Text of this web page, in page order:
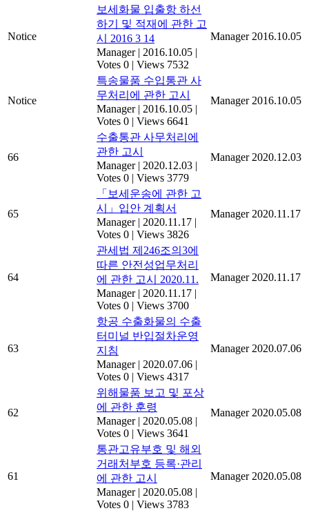
Notice
보세화물 입출항 하선
하기 및 적재에 관한 고
시 2016 3 14
Manager | 2016.10.05 |
Votes 0 | Views 7532
Manager 2016.10.05
Notice
특송물품 수입통관 사
무처리에 관한 고시
Manager | 2016.10.05 |
Votes 0 | Views 6641
Manager 2016.10.05
66
수출통관 사무처리에
관한 고시
Manager | 2020.12.03 |
Votes 0 | Views 3779
Manager 2020.12.03
65
「보세운송에 관한 고
시」입안 계획서
Manager | 2020.11.17 |
Votes 0 | Views 3826
Manager 2020.11.17
64
관세법 제246조의3에
따른 안전성업무처리
에 관한 고시 2020.11.
Manager | 2020.11.17 |
Votes 0 | Views 3700
Manager 2020.11.17
63
항공 수출화물의 수출
터미널 반입절차운영
지침
Manager | 2020.07.06 |
Votes 0 | Views 4317
Manager 2020.07.06
62
위해물품 보고 및 포상
에 관한 훈령
Manager | 2020.05.08 |
Votes 0 | Views 3641
Manager 2020.05.08
61
통관고유부호 및 해외
거래처부호 등록·관리
에 관한 고시
Manager | 2020.05.08 |
Votes 0 | Views 3783
Manager 2020.05.08